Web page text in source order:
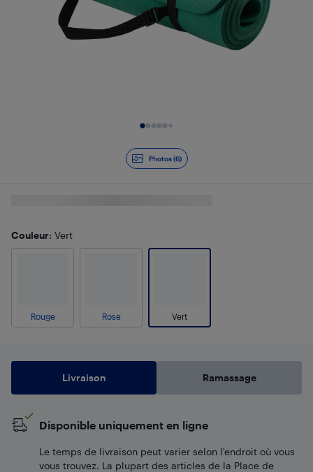
Photos (6)
Couleur: Vert
Rouge Rose Vert
Livraison Ramassage
Disponible uniquement en ligne
Le temps de livraison peut varier selon l'endroit où vous
vous trouvez. La plupart des articles de la Place de